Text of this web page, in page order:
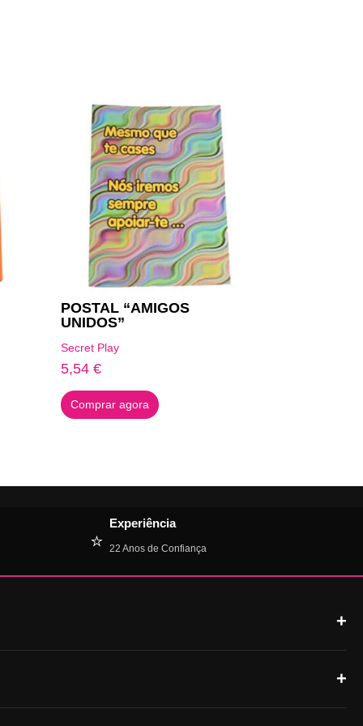
POSTAL “AMIGOS
UNIDOS”
Secret Play
5,54€
Comprar agora
⭐
Experiência
22 Anos de Confiança